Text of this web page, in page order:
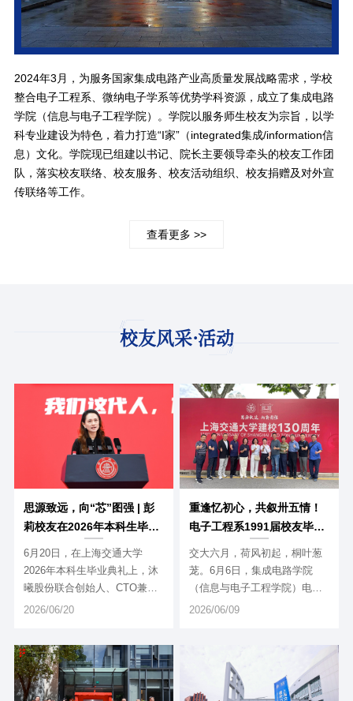
2024年3月，为服务国家集成电路产业高质量发展战略需求，学校
整合电子工程系、微纳电子学系等优势学科资源，成立了集成电路
学院（信息与电子工程学院）。学院以服务师生校友为宗旨，以学
科专业建设为特色，着力打造“I家”（integrated集成/information信
息）文化。学院现已组建以书记、院长主要领导牵头的校友工作团
队，落实校友联络、校友服务、校友活动组织、校友捐赠及对外宣
传联络等工作。
查看更多 >>
校友风采·活动
思源致远，向“芯”图强 | 彭
莉校友在2026年本科生毕业
典礼上的发言
6月20日，在上海交通大学
2026年本科生毕业典礼上，沐
曦股份联合创始人、CTO兼首
席硬件架构师，上海交通大学
友彭莉作题为《思源致远，
向“芯”图强》的发言。
2026/06/20
重逢忆初心，共叙卅五情！
电子工程系1991届校友毕业
35周年返校活动顺利举办
交大六月，荷风初起，桐叶葱
茏。6月6日，集成电路学院
（信息与电子工程学院）电子
工程系1991届毕业校友跨越山
悉而焕新的校园中追忆青葱岁
月，共话昔日情谊。这是一场
2026/06/09